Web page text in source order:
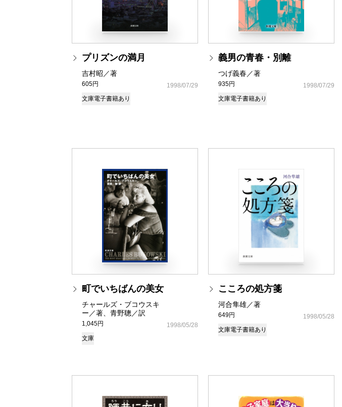
プリズンの満月
吉村昭／著
605円
1998/07/29
文庫電子書籍あり
義男の青春・別離
つげ義春／著
935円
1998/07/29
文庫電子書籍あり
町でいちばんの美女
チャールズ・ブコウスキ
ー／著、青野聰／訳
1,045円
1998/05/28
文庫
こころの処方箋
河合隼雄／著
649円
1998/05/28
文庫電子書籍あり